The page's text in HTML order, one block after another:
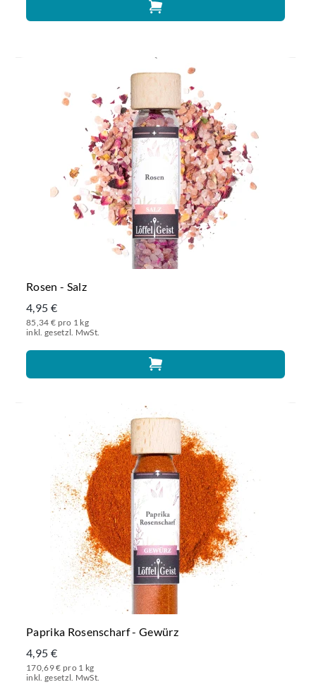
Rosen - Salz
4,95 €
85,34 € pro 1 kg
inkl. gesetzl. MwSt.
Paprika Rosenscharf - Gewürz
4,95 €
170,69 € pro 1 kg
inkl. gesetzl. MwSt.